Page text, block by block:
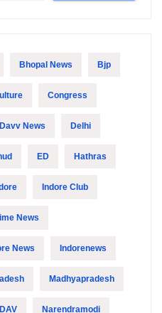
Bhopal News Bjp
Congress
Davv News Delhi
ED Hathras
Indore Club
News
News Indorenews
Madhyapradesh
Narendramodi